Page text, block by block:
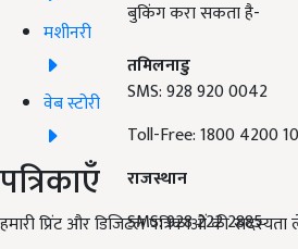
मशीनरी
वेब स्टोरी
पत्रिकाएँ
हमारी प्रिंट और डिजिटल पत्रिकाओं की सदस्यता
बुकिंग करा सकता है-
तमिलनाडु
SMS: 928 920 0042
Toll-Free: 1800 4200
राजस्थान
SMS: 928 222 2885